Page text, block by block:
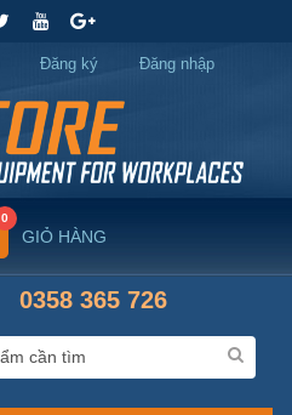
Đăng ký Đăng nhập
GIỎ HÀNG
0
0358 365 726